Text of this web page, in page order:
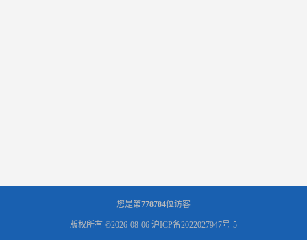
您是第778784位访客
版权所有 ©2026-08-06 沪ICP备2022027947号-5